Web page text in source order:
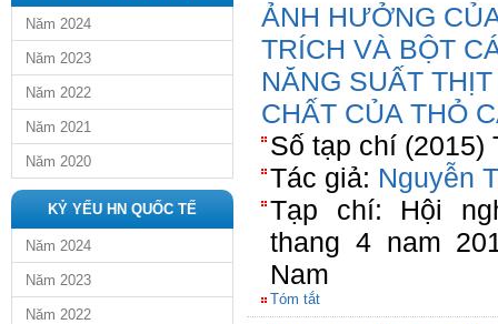
Năm 2024
Năm 2023
Năm 2022
Năm 2021
Năm 2020
KỶ YẾU HN QUỐC TẾ
Năm 2024
Năm 2023
Năm 2022
ẢNH HƯỞNG
TRÍCH VÀ BỘT
NĂNG SUẤT
CHẤT CỦA THỎ
Số tạp chí (2015)
Tác giả: Nguyễn
Tạp chí: Hội
thang 4 nam
Nam
Tóm tắt